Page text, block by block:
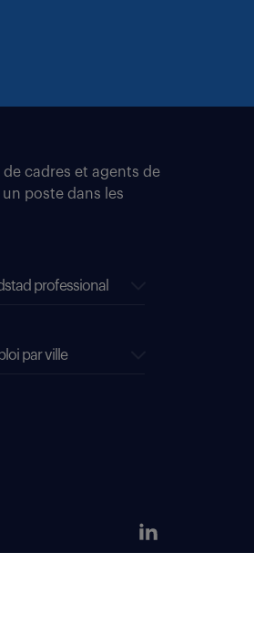
de cadres et agents de
poste dans les
professional
par ville